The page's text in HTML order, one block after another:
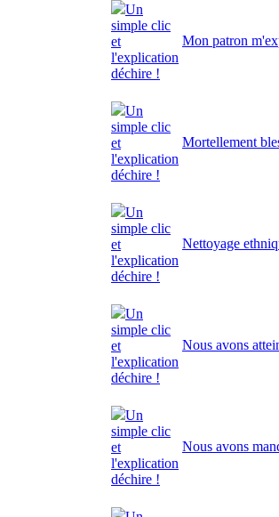
Un
simple clic
et
l'explication
déchire !
Mon patron
Un
simple clic
et
l'explication
déchire !
Mortellement
Un
simple clic
et
l'explication
déchire !
Nettoyage
Un
simple clic
et
l'explication
déchire !
Nous avons
Un
simple clic
et
l'explication
déchire !
Nous avons